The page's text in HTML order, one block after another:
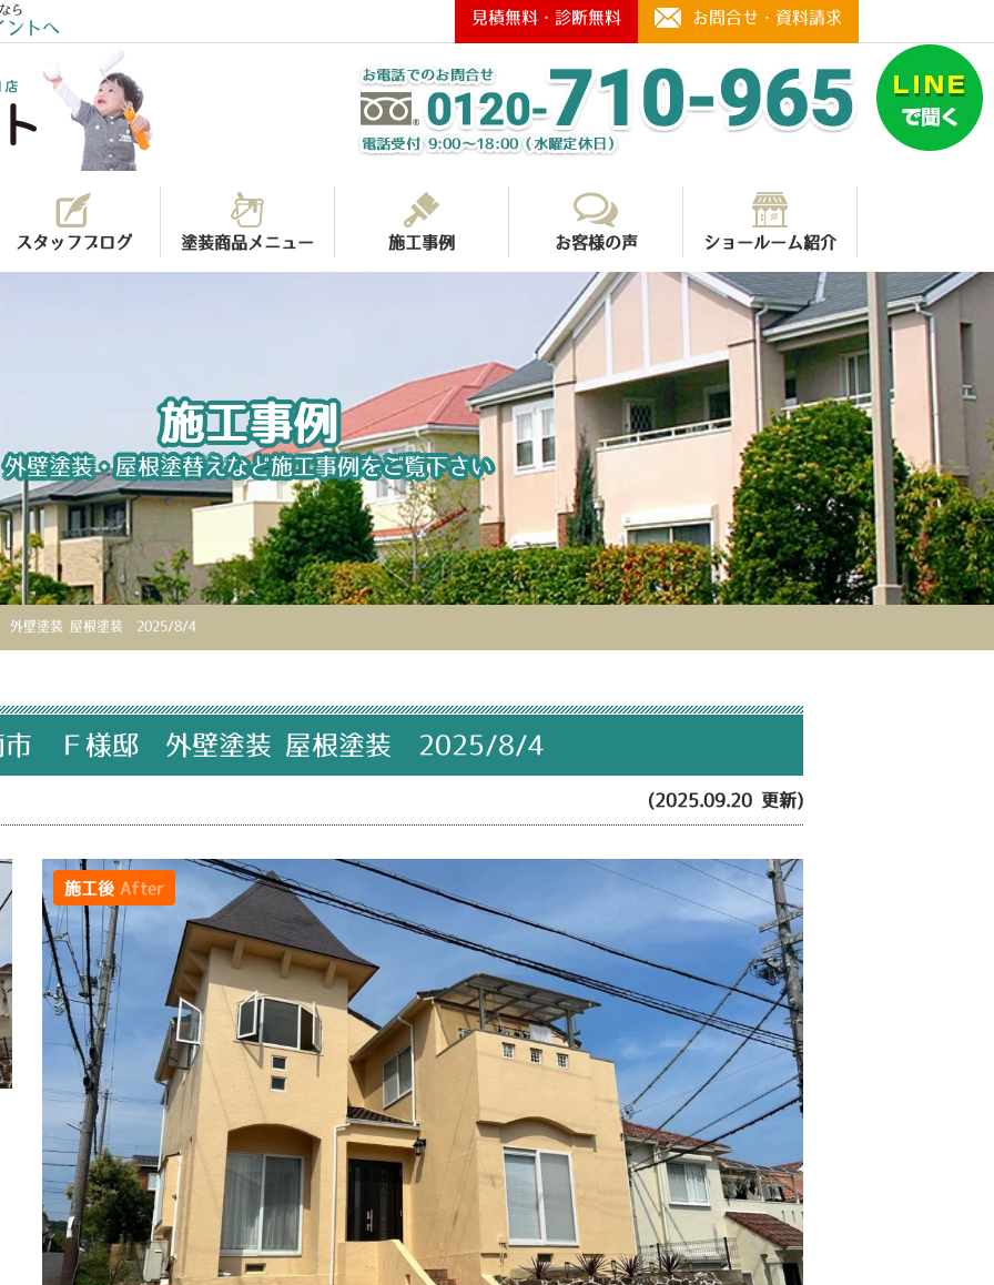
ら
ントへ
見積無料・診断無料 お問合せ・資料請求
スタッフブログ 塗装商品メニュー 施工事例 お客様の声 ショールーム紹介
施工事例
外壁塗装・屋根塗替えなど施工事例をご覧下さい
外壁塗装 屋根塗装 2025/8/4
市 Ｆ様邸 外壁塗装 屋根塗装 2025/8/4
(2025.09.20 更新)
施工後 After